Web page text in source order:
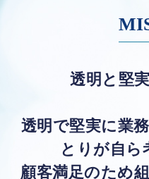
透明と堅
透明で堅実に業
とりが自ら
顧客満足のため